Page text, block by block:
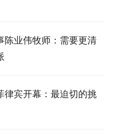
陈业伟牧师：需要更清
律宾开幕：最迫切的挑